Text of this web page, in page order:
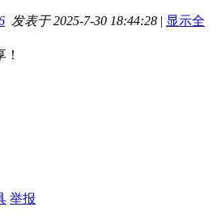
发表于 2025-7-30 18:44:28 | 显示全
举报